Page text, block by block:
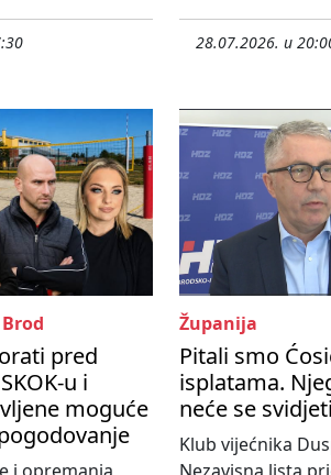
28.07.2026. u
pred
u i
moguće
Županija
Pitali smo
isplatama.
neće se
Klub vijećnika